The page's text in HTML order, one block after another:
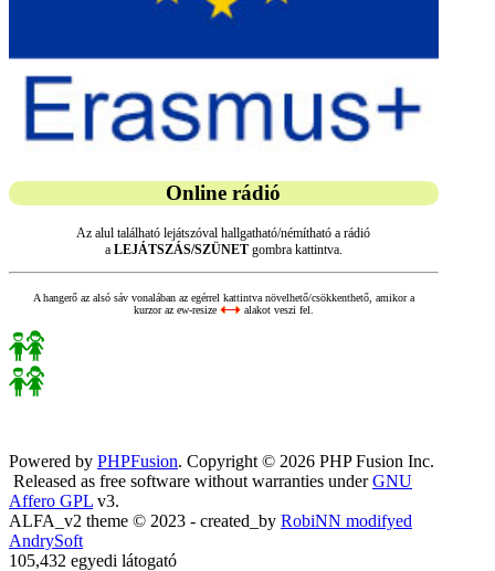
Online rádió
Az alul található lejátszóval hallgatható/némítható a rádió
a LEJÁTSZÁS/SZÜNETgombra kattintva.
A hangerő az alsó sáv vonalában az egérrel kattintva növelhető/csökkenthető, amikor a
kurzor az ew-resize
alakot veszi fel.
Powered by PHPFusion. Copyright © 2026 PHP Fusion Inc.
Released as free software without warranties underGNU
Affero GPL v3.
ALFA_v2 theme © 2023 - created_by RobiNN modifyed
AndrySoft
105,432 egyedi látogató